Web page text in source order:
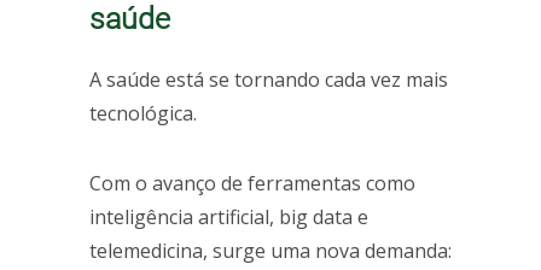
saúde
A saúde está se tornando cada vez mais
tecnológica.
Com o avanço de ferramentas como
inteligência artificial, big data e
telemedicina, surge uma nova demanda: